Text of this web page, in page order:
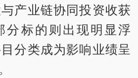
产业链协同投资收获
分标的则出现明显浮
分类成为影响业绩呈